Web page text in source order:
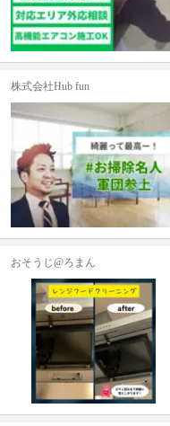
株式会社Hub fun
おそうじ@ろまん